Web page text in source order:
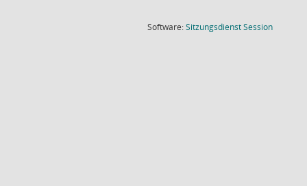
Software:SitzungsdienstSession(Wird in